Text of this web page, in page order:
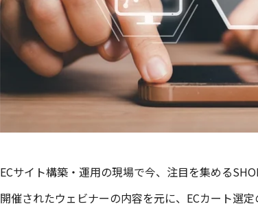
ECサイト構築・運用の現場で今、注目を集める
開催されたウェビナーの内容を元に、ECカート選